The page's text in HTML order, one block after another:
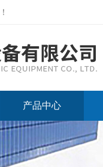
！
产品中心